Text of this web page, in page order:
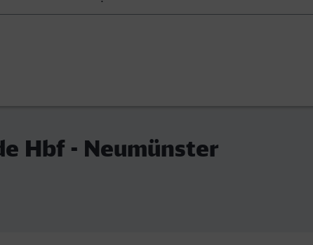
Hbf - Neumünster